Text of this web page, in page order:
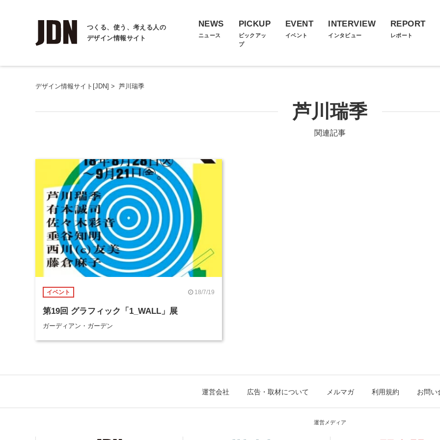
つくる、使う、考える人の
デザイン情報サイト
NEWS
ニュース
PICKUP
ピックアッ
プ
EVENT
イベント
INTERVIEW
インタビュー
REPORT
レポート
デザイン情報サイト[JDN] > 芦川瑞季
芦川瑞季
関連記事
イベント 18/7/19
第19回 グラフィック「1_WALL」展
ガーディアン・ガーデン
運営会社 広告・取材について メルマガ 利用規約 お問い
運営メディア